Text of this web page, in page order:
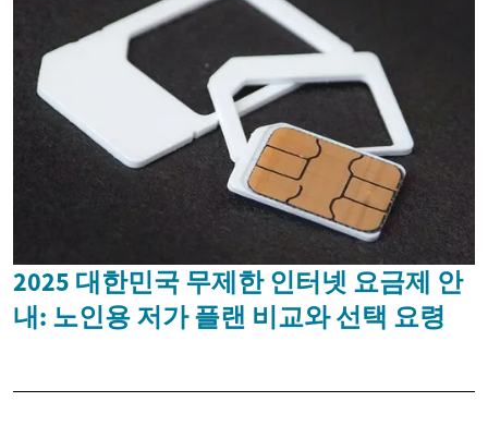
2025 대한민국 무제한 인터넷 요금제 안
내: 노인용 저가 플랜 비교와 선택 요령